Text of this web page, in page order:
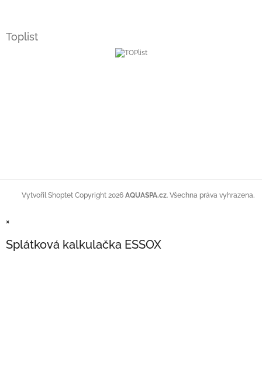
Toplist
Vytvořil Shoptet Copyright 2026 AQUASPA.cz. Všechna práva vyhrazena.
×
Splátková kalkulačka ESSOX